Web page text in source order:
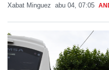
Xabat Minguez abu 04, 07:05